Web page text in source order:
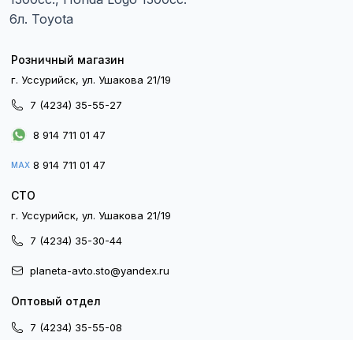
6л. Toyota
Розничный магазин
г. Уссурийск, ул. Ушакова 21/19
7 (4234) 35-55-27
8 914 711 01 47
MAX 8 914 711 01 47
СТО
г. Уссурийск, ул. Ушакова 21/19
7 (4234) 35-30-44
planeta-avto.sto@yandex.ru
Оптовый отдел
7 (4234) 35-55-08